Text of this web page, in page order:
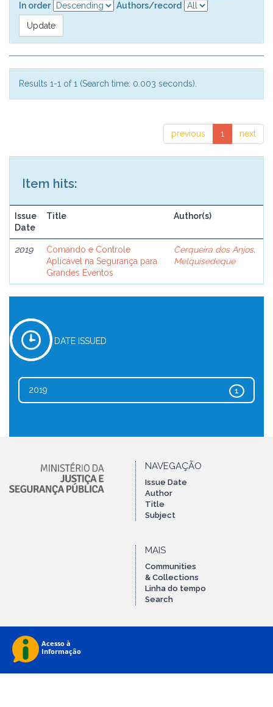
In order
Authors/record
Results 1-1 of 1 (Search time: 0.003 seconds).
previous 1 next
Item hits:
Issue
Date
Title Author(s)
2019
Comando e Controle
Aplicável na Segurança para
Grandes Eventos
Cerqueira dos Anjos,
Melquisedeque
DATE ISSUED
1
2019
NAVEGAÇÃO
Issue Date
Author
Title
Subject
MAIS
Communities
& Collections
Linha do tempo
Search